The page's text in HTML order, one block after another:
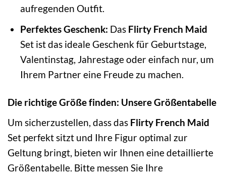
aufregenden Outfit.
Perfektes Geschenk: Das Flirty French Maid
Set ist das ideale Geschenk für Geburtstage,
Valentinstag, Jahrestage oder einfach nur, um
Ihrem Partner eine Freude zu machen.
Die richtige Größe finden: Unsere Größentabelle
Um sicherzustellen, dass das Flirty French Maid
Set perfekt sitzt und Ihre Figur optimal zur
Geltung bringt, bieten wir Ihnen eine detaillierte
Größentabelle. Bitte messen Sie Ihre